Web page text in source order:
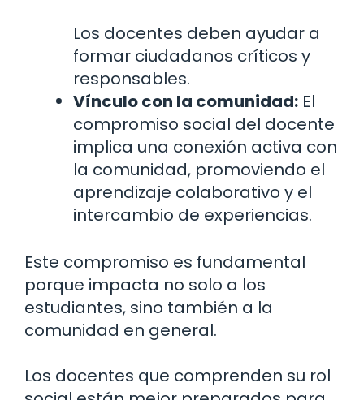
Los docentes deben ayudar a
formar ciudadanos críticos y
responsables.
Vínculo con la comunidad: El
compromiso social del docente
implica una conexión activa con
la comunidad, promoviendo el
aprendizaje colaborativo y el
intercambio de experiencias.
Este compromiso es fundamental
porque impacta no solo a los
estudiantes, sino también a la
comunidad en general.
Los docentes que comprenden su rol